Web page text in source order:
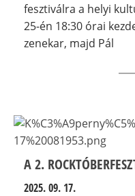
fesztiválra a helyi
25-én 18:30 órai
zenekar, majd Pál
A 2.
2025. 09. 17.